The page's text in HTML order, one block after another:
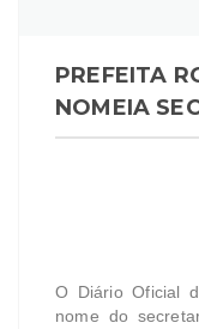
PREFEITA
NOMEIA
O Diário Oficial
nome do